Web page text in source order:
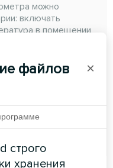
можно
включать
в помещении
получать
комнате
обогрев, если
ниже порогового
файлов
×
строго
хранения